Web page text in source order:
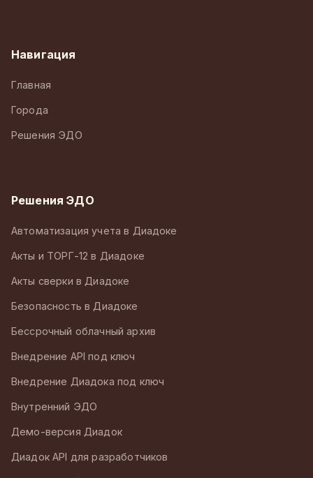
Навигация
Главная
Города
Решения ЭДО
Решения ЭДО
Автоматизация учета в Диадоке
Акты и ТОРГ-12 в Диадоке
Акты сверки в Диадоке
Безопасность в Диадоке
Бессрочный облачный архив
Внедрение API под ключ
Внедрение Диадока под ключ
Внутренний ЭДО
Демо-версия Диадок
Диадок API для разработчиков